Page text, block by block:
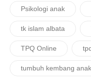
Psikologi anak
tk islam albata
TPQ Online
tumbuh kembang anak